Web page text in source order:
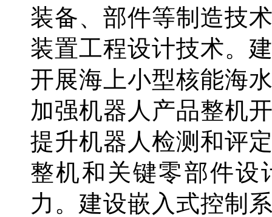
装备、部件等制造技
装置工程设计技术。
开展海上小型核能海
加强机器人产品整机
提升机器人检测和评
整机和关键零部件设
力。建设嵌入式控制